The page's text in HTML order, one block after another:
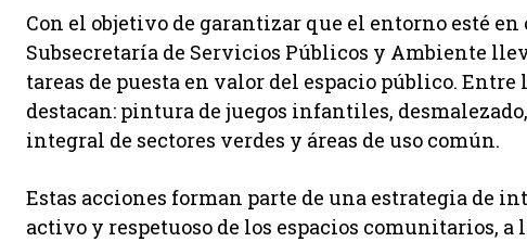
Con el objetivo de garantizar que el entorno esté
Subsecretaría de Servicios Públicos y Ambiente
tareas de puesta en valor del espacio público. Entre
destacan: pintura de juegos infantiles,
integral de sectores verdes y áreas de uso común.
Estas acciones forman parte de una estrategia de
activo y respetuoso de los espacios comunitarios,